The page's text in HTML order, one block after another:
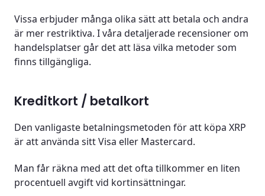
Vissa erbjuder många olika sätt att betala och andra
är mer restriktiva. I våra detaljerade recensioner om
handelsplatser går det att läsa vilka metoder som
finns tillgängliga.
Kreditkort / betalkort
Den vanligaste betalningsmetoden för att köpa XRP
är att använda sitt Visa eller Mastercard.
Man får räkna med att det ofta tillkommer en liten
procentuell avgift vid kortinsättningar.